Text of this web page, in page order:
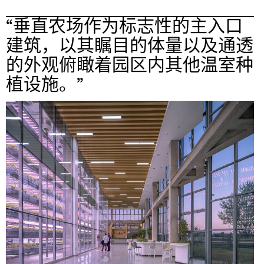
“垂直农场作为标志性的主入口
建筑，以其瞩目的体量以及通透
的外观俯瞰着园区内其他温室种
植设施。”